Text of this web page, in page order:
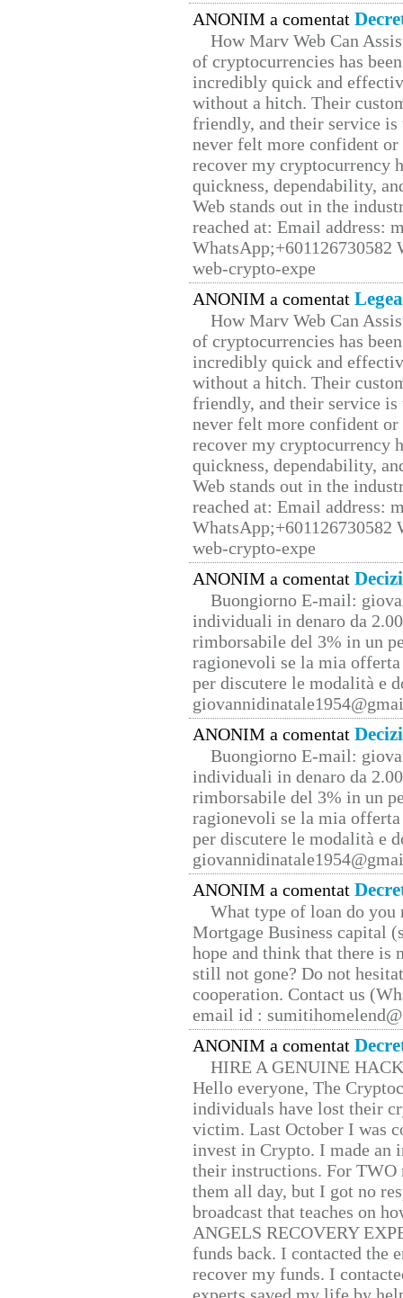
ANONIM a comentat
How Marv Web Can
of cryptocurrencies has
incredibly quick and
without a hitch. Their
friendly, and their service
never felt more confident
recover my cryptocurrency
quickness, dependability,
Web stands out in the
reached at: Email address:
web-crypto-expe
ANONIM a comentat
How Marv Web Can
of cryptocurrencies has
incredibly quick and
without a hitch. Their
friendly, and their service
never felt more confident
recover my cryptocurrency
quickness, dependability,
Web stands out in the
reached at: Email address:
web-crypto-expe
ANONIM a comentat
Buongiorno E-mail:
individuali in denaro da
rimborsabile del 3% in un
ragionevoli se la mia
per discutere le modalità e
ANONIM a comentat
Buongiorno E-mail:
individuali in denaro da
rimborsabile del 3% in un
ragionevoli se la mia
per discutere le modalità e
ANONIM a comentat
What type of loan do you
Mortgage Business capital
hope and think that there is
still not gone? Do not
cooperation. Contact us
email id :
ANONIM a comentat
HIRE A GENUINE
Hello everyone, The
individuals have lost their
victim. Last October I was
invest in Crypto. I made
their instructions. For TWO
them all day, but I got no
broadcast that teaches on
ANGELS RECOVERY
funds back. I contacted the
recover my funds. I